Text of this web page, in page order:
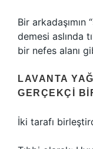
Bir arkadaşımın
demesi aslında
bir nefes alanı
LAVANTA
GERÇEKÇI
İki tarafı